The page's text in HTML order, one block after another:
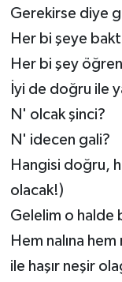
Gerekirse diye
Her bi şeye
Her bi şey
İyi de doğru ile
N' olcak şinci?
N' idecen gali?
Hangisi doğru,
olacak!)
Gelelim o halde
Hem nalına
ile haşır neşir